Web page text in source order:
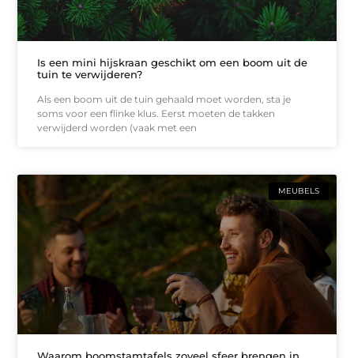
Is een mini hijskraan geschikt om een boom uit de
tuin te verwijderen?
Als een boom uit de tuin gehaald moet worden, sta je
soms voor een flinke klus. Eerst moeten de takken
verwijderd worden (vaak met een
MEUBELS